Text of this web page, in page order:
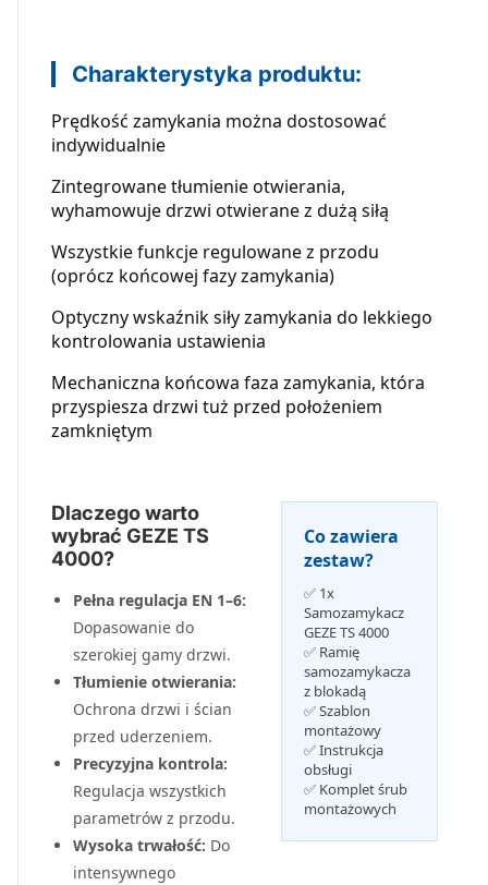
Charakterystyka produktu:
Prędkość zamykania można dostosować
indywidualnie
Zintegrowane tłumienie otwierania,
wyhamowuje drzwi otwierane z dużą siłą
Wszystkie funkcje regulowane z przodu
(oprócz końcowej fazy zamykania)
Optyczny wskaźnik siły zamykania do lekkiego
kontrolowania ustawienia
Mechaniczna końcowa faza zamykania, która
przyspiesza drzwi tuż przed położeniem
zamkniętym
Dlaczego warto
wybrać GEZE TS
4000?
Pełna regulacja EN 1–6:
Dopasowanie do
szerokiej gamy drzwi.
Tłumienie otwierania:
Ochrona drzwi i ścian
przed uderzeniem.
Precyzyjna kontrola:
Regulacja wszystkich
parametrów z przodu.
Wysoka trwałość: Do
intensywnego
Co zawiera
zestaw?
✅ 1x
Samozamykacz
GEZE TS 4000
✅ Ramię
samozamykacza
z blokadą
✅ Szablon
montażowy
✅ Instrukcja
obsługi
✅ Komplet śrub
montażowych